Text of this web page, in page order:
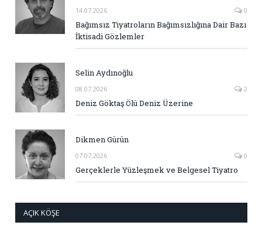
14.07.2026 0
Bağımsız Tiyatroların Bağımsızlığına Dair Bazı
İktisadi Gözlemler
Selin Aydınoğlu
08.07.2026 2
Deniz Göktaş Ölü Deniz Üzerine
Dikmen Gürün
07.07.2026 0
Gerçeklerle Yüzleşmek ve Belgesel Tiyatro
AÇIK KÖŞE